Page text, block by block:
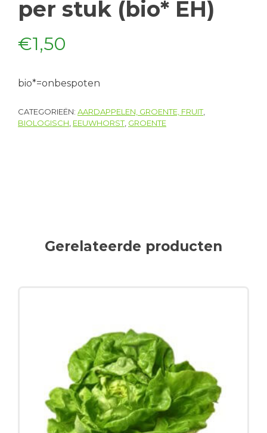
per stuk (bio* EH)
€1,50
bio*=onbespoten
CATEGORIEËN: AARDAPPELEN, GROENTE, FRUIT,
BIOLOGISCH, EEUWHORST, GROENTE
Gerelateerde producten